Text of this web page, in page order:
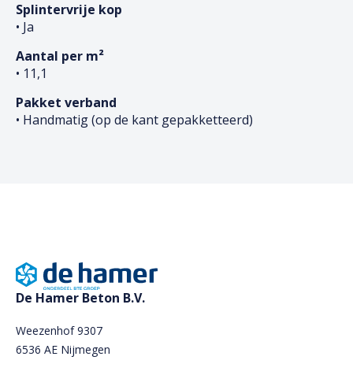
Splintervrije kop
• Ja
Aantal per m²
• 11,1
Pakket verband
• Handmatig (op de kant gepakketteerd)
De Hamer Beton B.V.
Weezenhof 9307
6536 AE Nijmegen